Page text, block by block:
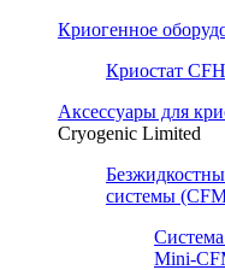
Криогенное
Криостат
Аксессуары для
Cryogenic Limited
системы
Mini-